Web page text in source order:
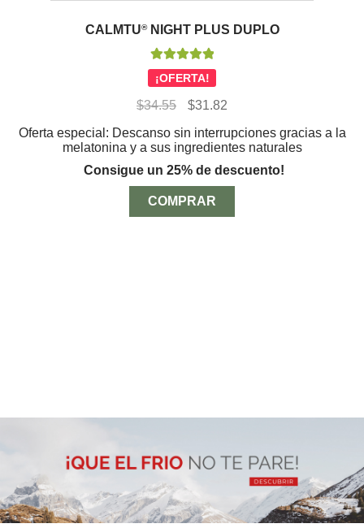
CALMTU®NIGHT PLUS DUPLO
Valorado con
5.00de 5
¡OFERTA!
$34.55
El
original
era:
$34.55.
$31.82El
actual
es:
$31.82.
Oferta especial: Descanso sin interrupciones gracias a la
melatonina y a sus ingredientes naturales
Consigue un 25% de descuento!
COMPRAR